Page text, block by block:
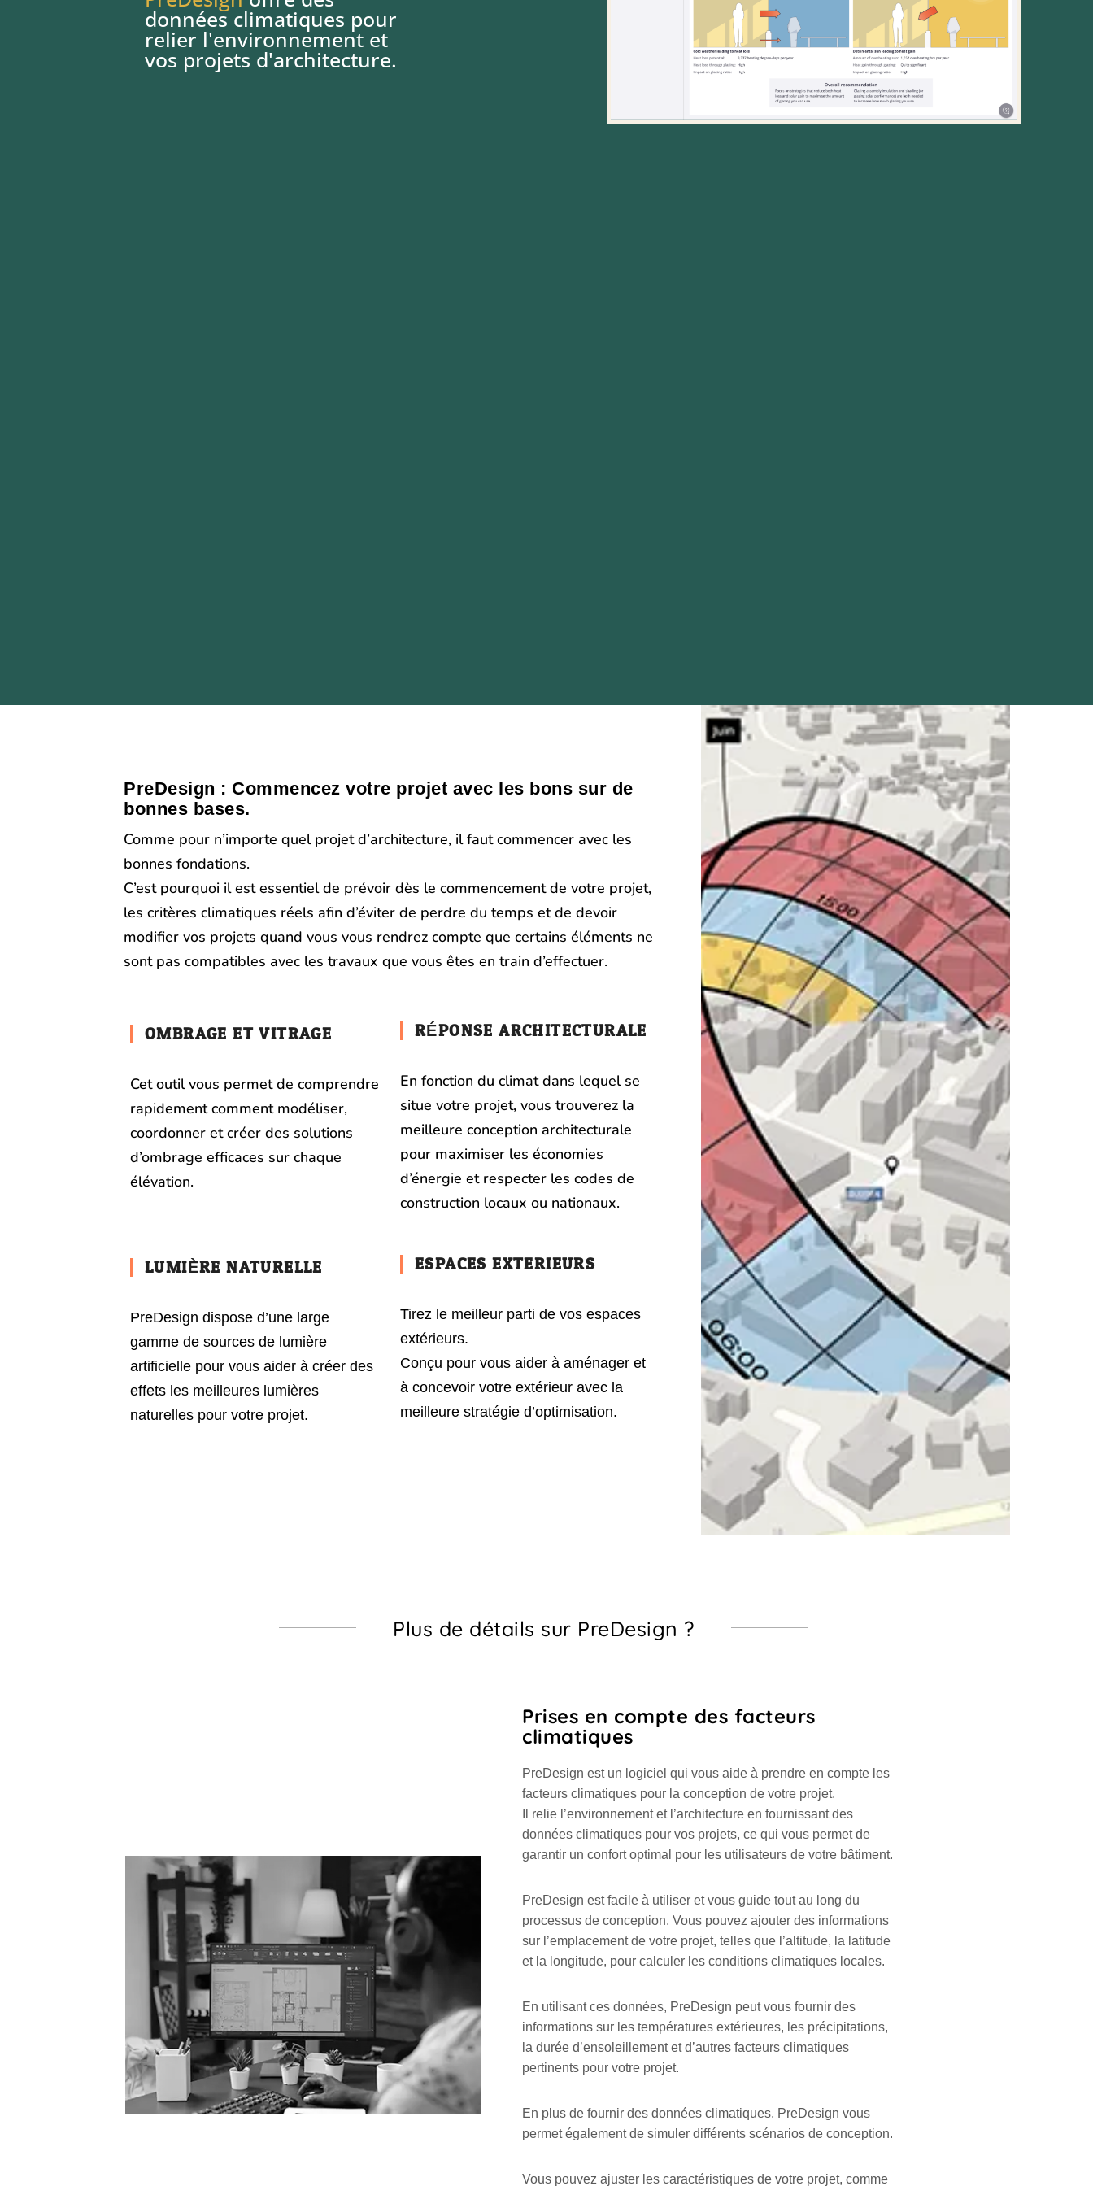
données climatiques pour
relier l'environnement et
vos projets d'architecture.
PreDesign : Commencez votre projet avec les bons sur de
bonnes bases.
Comme pour n’importe quel projet d’architecture, il faut commencer avec les
bonnes fondations.
C’est pourquoi il est essentiel de prévoir dès le commencement de votre projet,
les critères climatiques réels afin d’éviter de perdre du temps et de devoir
modifier vos projets quand vous vous rendrez compte que certains éléments ne
sont pas compatibles avec les travaux que vous êtes en train d’effectuer.
OMBRAGE ET VITRAGE
Cet outil vous permet de comprendre
rapidement comment modéliser,
coordonner et créer des solutions
d’ombrage efficaces sur chaque
élévation.
RÉPONSE ARCHITECTURALE
En fonction du climat dans lequel se
situe votre projet, vous trouverez la
meilleure conception architecturale
pour maximiser les économies
d’énergie et respecter les codes de
construction locaux ou nationaux.
LUMIÈRE NATURELLE
PreDesign dispose d’une large
gamme de sources de lumière
artificielle pour vous aider à créer des
effets les meilleures lumières
naturelles pour votre projet.
ESPACES EXTERIEURS
Tirez le meilleur parti de vos espaces
extérieurs.
Conçu pour vous aider à aménager et
à concevoir votre extérieur avec la
meilleure stratégie d’optimisation.
Plus de détails sur PreDesign ?
Prises en compte des facteurs
climatiques
PreDesign est un logiciel qui vous aide à prendre en compte les
facteurs climatiques pour la conception de votre projet.
Il relie l’environnement et l’architecture en fournissant des
données climatiques pour vos projets, ce qui vous permet de
garantir un confort optimal pour les utilisateurs de votre bâtiment.
PreDesign est facile à utiliser et vous guide tout au long du
processus de conception. Vous pouvez ajouter des informations
sur l’emplacement de votre projet, telles que l’altitude, la latitude
et la longitude, pour calculer les conditions climatiques locales.
En utilisant ces données, PreDesign peut vous fournir des
informations sur les températures extérieures, les précipitations,
la durée d’ensoleillement et d’autres facteurs climatiques
pertinents pour votre projet.
En plus de fournir des données climatiques, PreDesign vous
permet également de simuler différents scénarios de conception.
Vous pouvez ajuster les caractéristiques de votre projet, comme